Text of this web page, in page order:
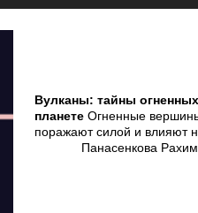
Вулканы: тайны
планете Огненные
поражают силой и влияют
Панасенкова